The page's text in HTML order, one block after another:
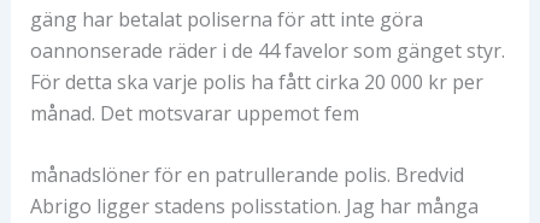
gäng har betalat poliserna för att inte göra
oannonserade räder i de 44 favelor som gänget styr.
För detta ska varje polis ha fått cirka 20 000 kr per
månad. Det motsvarar uppemot fem
månadslöner för en patrullerande polis. Bredvid
Abrigo ligger stadens polisstation. Jag har många